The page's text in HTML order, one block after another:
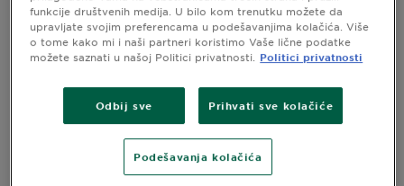
GARNIER FRUCTIS HAIR FOOD PINEAPPLE
Garnier Fructis Hair Food Pineapple
šampon za kosu
No reviews Vidi sve recenzije
funkcije društvenih medija. U bilo kom trenutku možete da
upravljate svojim preferencama u podešavanjima kolačića. Više
o tome kako mi i naši partneri koristimo Vaše lične podatke
možete saznati u našoj Politici privatnosti.
Politici privatnosti
Odbij sve Prihvati sve kolačiće
Podešavanja kolačića